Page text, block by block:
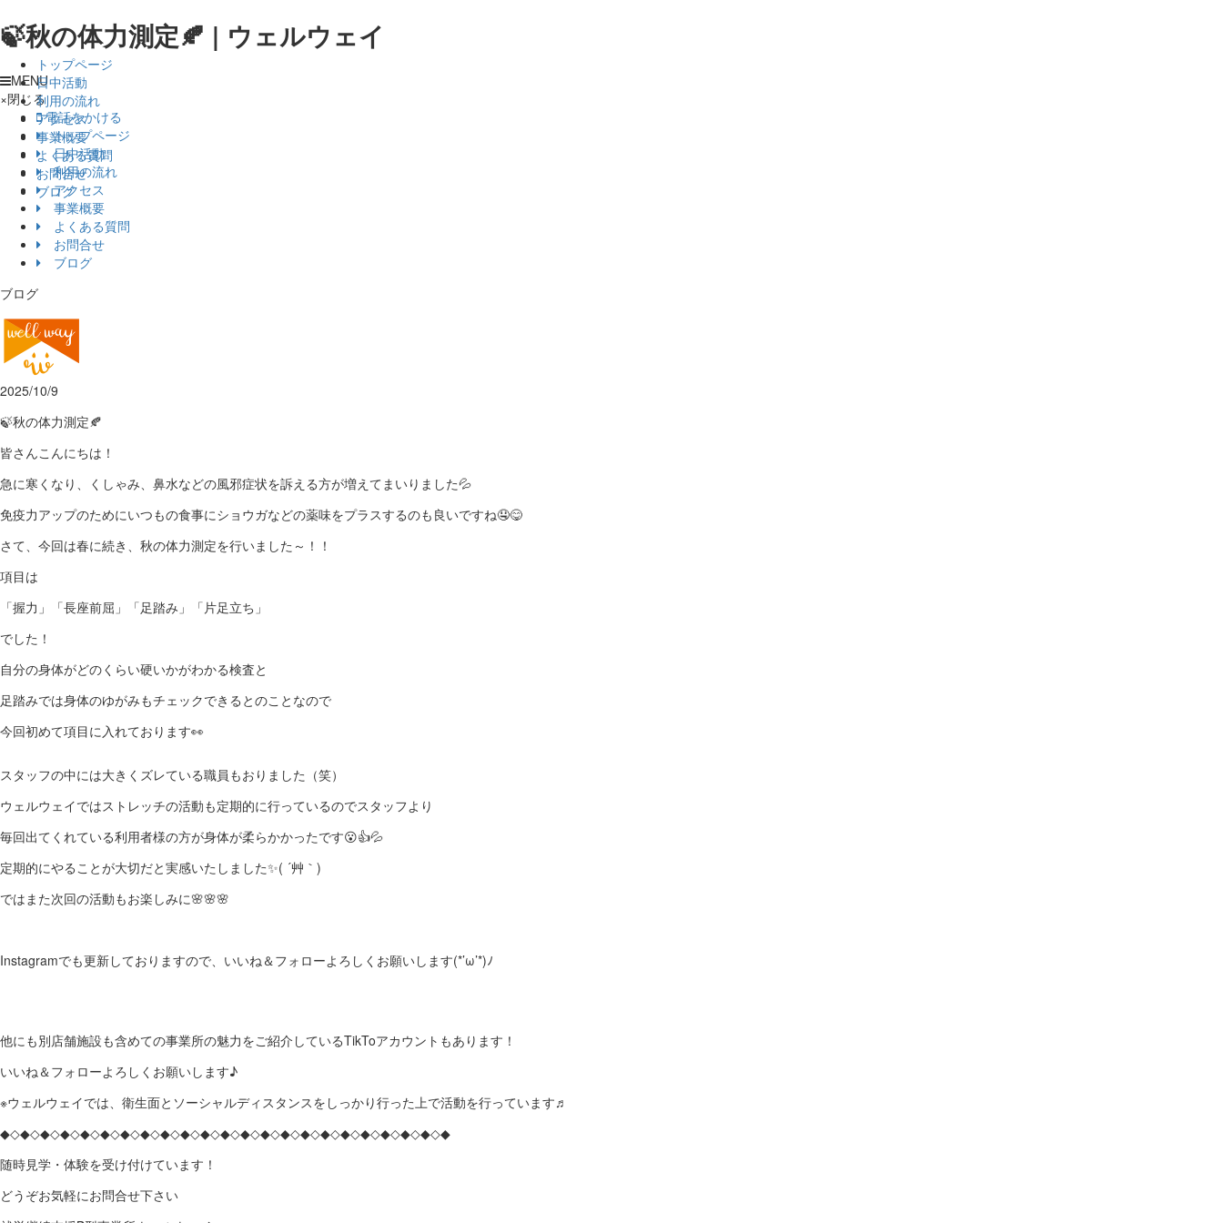
🍃秋の体力測定🍂 | ウェルウェイ
トップページ
日中活動
利用の流れ
アクセス
事業概要
よくある質問
お問合せ
ブログ
MENU
×閉じる
電話をかける
トップページ
日中活動
利用の流れ
アクセス
事業概要
よくある質問
お問合せ
ブログ
ブログ
2025/10/9
🍃秋の体力測定🍂
皆さんこんにちは！
急に寒くなり、くしゃみ、鼻水などの風邪症状を訴える方が増えてまいりました💦
免疫力アップのためにいつもの食事にショウガなどの薬味をプラスするのも良いですね🤤😋
さて、今回は春に続き、秋の体力測定を行いました～！！
項目は
「握力」「長座前屈」「足踏み」「片足立ち」
でした！
自分の身体がどのくらい硬いかがわかる検査と
足踏みでは身体のゆがみもチェックできるとのことなので
今回初めて項目に入れております👀
スタッフの中には大きくズレている職員もおりました（笑）
ウェルウェイではストレッチの活動も定期的に行っているのでスタッフより
毎回出てくれている利用者様の方が身体が柔らかかったです😮👍💦
定期的にやることが大切だと実感いたしました✨( ´艸｀)
ではまた次回の活動もお楽しみに🌸🌸🌸
Instagramでも更新しておりますので、いいね＆フォローよろしくお願いします(*’ω’*)ﾉ
他にも別店舗施設も含めての事業所の魅力をご紹介しているTikToアカウントもあります！
いいね＆フォローよろしくお願いします♪
※ウェルウェイでは、衛生面とソーシャルディスタンスをしっかり行った上で活動を行っています♬
◆◇◆◇◆◇◆◇◆◇◆◇◆◇◆◇◆◇◆◇◆◇◆◇◆◇◆◇◆◇◆◇◆◇◆◇◆◇◆◇◆◇◆◇◆
随時見学・体験を受け付けています！
どうぞお気軽にお問合せ下さい